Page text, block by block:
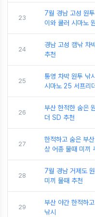
23
7월 경남 고성 원
이와 쿨러 시마노
24
경남 고성 캠낚 차
추천
25
통영 차박 원투 낚
시마노 25 서프리
26
부산 한적한 숨은
더 SD 추천
27
한적하고 숨은 부
상 어종 물때 미끼
28
7월 경남 거제도
미끼 물때 추천
29
부산 야간 한적하
낚시